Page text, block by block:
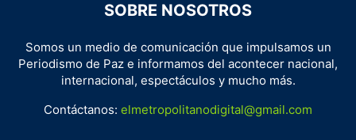
SOBRE NOSOTROS
Somos un medio de comunicación que impulsamos un
Periodismo de Paz e informamos del acontecer nacional,
internacional, espectáculos y mucho más.
Contáctanos: elmetropolitanodigital@gmail.com